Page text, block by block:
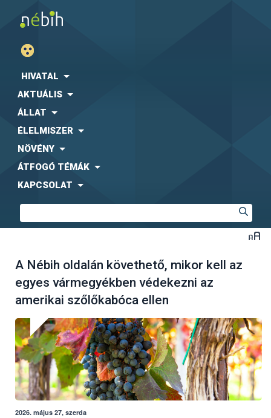
HIVATAL
AKTUÁLIS
ÁLLAT
ÉLELMISZER
NÖVÉNY
ÁTFOGÓ TÉMÁK
KAPCSOLAT
A Nébih oldalán követhető, mikor kell az
egyes vármegyékben védekezni az
amerikai szőlőkabóca ellen
2026. május 27, szerda